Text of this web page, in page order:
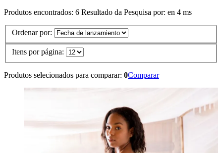
Produtos encontrados: 6 Resultado da Pesquisa por: en 4 ms
Ordenar por:
Itens por página:
Produtos selecionados para comparar: 0Comparar